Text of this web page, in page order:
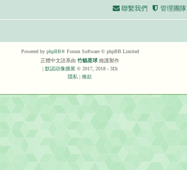
管理團隊
聯繫我們
Powered by phpBB® Forum Software © phpBB Limited
正體中文語系由 竹貓星球 維護製作
| 默認頭像擴展 © 2017, 2018 - 3Di
隱私 | 條款